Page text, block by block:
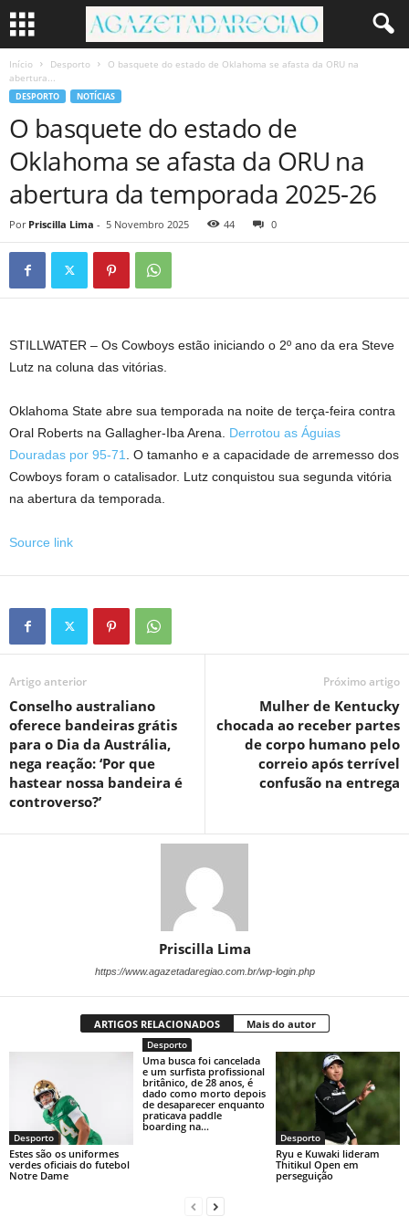
Início Desporto
O basquete do estado de Oklahoma se afasta da ORU na
abertura...
DESPORTO NOTÍCIAS
O basquete do estado de
Oklahoma se afasta da ORU na
abertura da temporada 2025-26
Por Priscilla Lima - 5 Novembro 2025 44 0
STILLWATER – Os Cowboys estão iniciando o 2º ano da era Steve
Lutz na coluna das vitórias.
Oklahoma State abre sua temporada na noite de terça-feira contra
Oral Roberts na Gallagher-Iba Arena. Derrotou as Águias
Douradas por 95-71
. O tamanho e a capacidade de arremesso dos
Cowboys foram o catalisador. Lutz conquistou sua segunda vitória
na abertura da temporada.
Source link
Artigo anterior
Conselho australiano
oferece bandeiras grátis
para o Dia da Austrália,
nega reação: ‘Por que
hastear nossa bandeira é
controverso?’
Próximo artigo
Mulher de Kentucky
chocada ao receber partes
de corpo humano pelo
correio após terrível
confusão na entrega
Priscilla Lima
https://www.agazetadaregiao.com.br/wp-login.php
ARTIGOS RELACIONADOS Mais do autor
Desporto
Estes são os uniformes
verdes oficiais do futebol
Notre Dame
Desporto
Uma busca foi cancelada
e um surfista profissional
britânico, de 28 anos, é
dado como morto depois
de desaparecer enquanto
praticava paddle
boarding na...
Desporto
Ryu e Kuwaki lideram
Thitikul Open em
perseguição